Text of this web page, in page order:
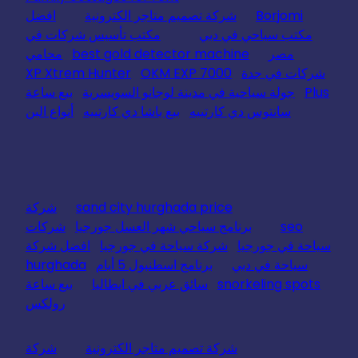
Borjomi
شركة تصميم متاجر الكترونية
افضل
مكتب سياحي في دبي
مكتب تأسيس شركات في
مصر
best gold detector machine
محامي
شركات في جدة
XP Xtrem Hunter OKM EXP 7000
Plus
جولة سياحية في مدينة لوجانو السويسرية
بيع ساعة
سانتوس دي كارتييه
بيع باشا دي كارتييه أنواع البن
sand city hurghada price
شركة
seo
برنامج سياحي شهر العسل جورجيا
شركات
سياحة في جورجيا
شركة سياحة في جورجيا
افضل شركة
سياحة في دبي
برنامج اسطنبول 5 أيام
hurghada
snorkeling spots سائق عربي في ايطاليا
بيع ساعة
رولكس
شركة تصميم متاجر الكترونية شركة